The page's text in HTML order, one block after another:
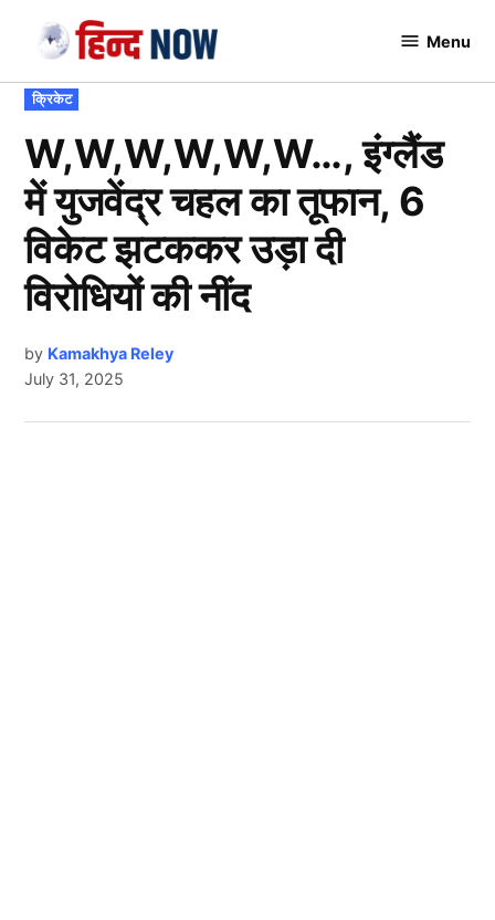
content
Menu
POSTED
IN
क्रिकेट
W,W,W,W,W,W…, इंग्लैंड
में युजवेंद्र चहल का तूफान, 6
विकेट झटककर उड़ा दी
विरोधियों की नींद
by Kamakhya Reley
July 31, 2025